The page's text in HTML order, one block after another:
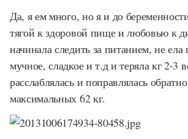
Да, я ем много, но я и до
тягой к здоровой пище и любовью к
начинала следить за питанием, не ела
мучное, сладкое и т.д и теряла кг 2-3
расслаблялась и поправлялась
максимальных 62 кг.